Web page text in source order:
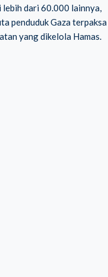
dari 60.000 lainnya,
penduduk Gaza terpaksa
yang dikelola Hamas.